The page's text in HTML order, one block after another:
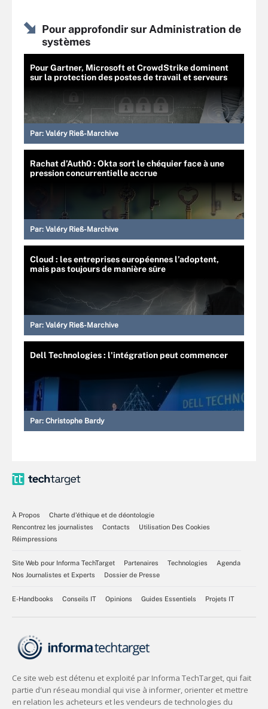
Pour approfondir sur Administration de
systèmes
Pour Gartner, Microsoft et CrowdStrike dominent
sur la protection des postes de travail et serveurs
Par: Valéry Rieß-Marchive
Rachat d’Auth0 : Okta sort le chéquier face à une
pression concurrentielle accrue
Par: Valéry Rieß-Marchive
Cloud : les entreprises européennes l’adoptent,
mais pas toujours de manière sûre
Par: Valéry Rieß-Marchive
Dell Technologies : l'intégration peut commencer
Par: Christophe Bardy
À Propos
Charte d’éthique et de déontologie
Rencontrez les journalistes
Contacts
Utilisation Des Cookies
Réimpressions
Site Web pour Informa TechTarget Partenaires Technologies
Agenda
Nos Journalistes et Experts
Dossier de Presse
E-Handbooks Conseils IT Opinions Guides Essentiels Projets IT